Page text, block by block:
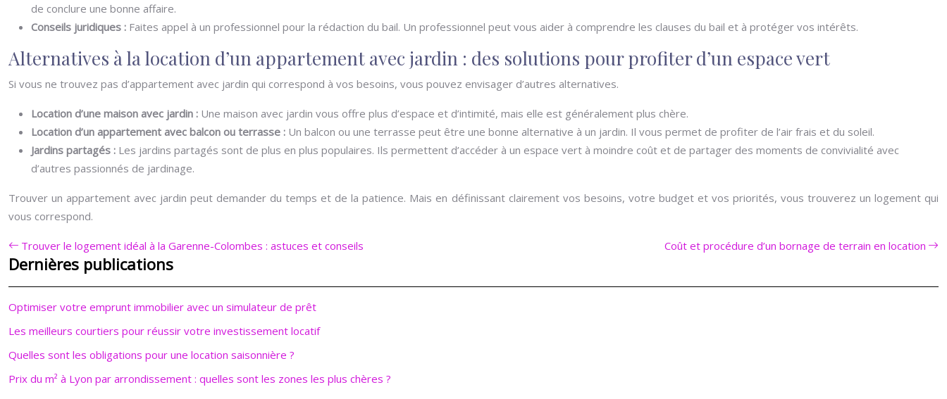
de conclure une bonne affaire.
Conseils juridiques : Faites appel à un professionnel pour la rédaction du bail. Un professionnel peut vous aider à comprendre les clauses du bail et à protéger vos intérêts.
Alternatives à la location d’un appartement avec jardin : des solutions pour profiter d’un espace vert
Si vous ne trouvez pas d’appartement avec jardin qui correspond à vos besoins, vous pouvez envisager d’autres alternatives.
Location d’une maison avec jardin : Une maison avec jardin vous offre plus d’espace et d’intimité, mais elle est généralement plus chère.
Location d’un appartement avec balcon ou terrasse : Un balcon ou une terrasse peut être une bonne alternative à un jardin. Il vous permet de profiter de l’air frais et du soleil.
Jardins partagés : Les jardins partagés sont de plus en plus populaires. Ils permettent d’accéder à un espace vert à moindre coût et de partager des moments de convivialité avec
d’autres passionnés de jardinage.
Trouver un appartement avec jardin peut demander du temps et de la patience. Mais en définissant clairement vos besoins, votre budget et vos priorités, vous trouverez un logement qui
vous correspond.
Trouver le logement idéal à la Garenne-Colombes : astuces et conseils Coût et procédure d’un bornage de terrain en location
Dernières publications
Optimiser votre emprunt immobilier avec un simulateur de prêt
Les meilleurs courtiers pour réussir votre investissement locatif
Quelles sont les obligations pour une location saisonnière ?
Prix du m² à Lyon par arrondissement : quelles sont les zones les plus chères ?